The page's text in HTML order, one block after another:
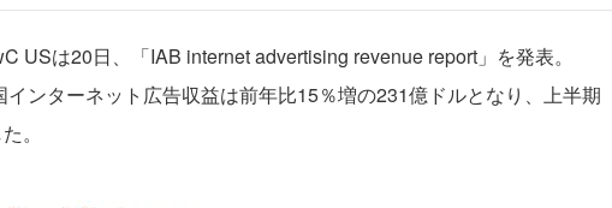
USは20日、「IAB internet advertising revenue report」を発表。
ンターネット広告収益は前年比15％増の231億ドルとなり、上半期
。